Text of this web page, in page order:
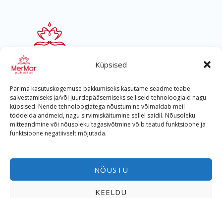
Küpsised
Parima kasutuskogemuse pakkumiseks kasutame seadme teabe
salvestamiseks ja/või juurdepääsemiseks selliseid tehnoloogiaid nagu
küpsised. Nende tehnoloogiatega nõustumine võimaldab meil
töödelda andmeid, nagu sirvimiskäitumine sellel saidil. Nõusoleku
mitteandmine või nõusoleku tagasivõtmine võib teatud funktsioone ja
funktsioone negatiivselt mõjutada.
NÕUSTU
KEELDU
Helista
+372 533 400 57
Reg nr. 12784202